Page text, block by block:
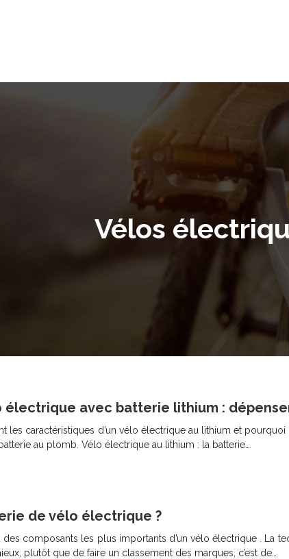
Vélos
électrique avec batterie lithium :
les caractéristiques d’un vélo électrique au lithium et
au plomb. Vélo électrique au lithium : la batterie…
de vélo électrique ?
des composants les plus importants d’un vélo électrique .
plutôt que de faire un classement des marques, c’est de…